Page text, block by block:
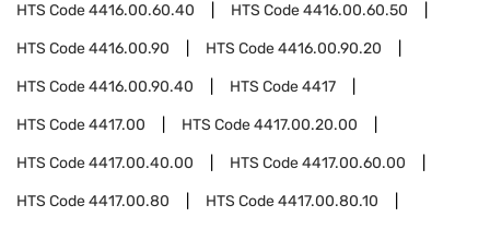
HTS Code4416.00.60.40 HTS Code4416.00.60.50
HTS Code4416.00.90 HTS Code4416.00.90.20
HTS Code4416.00.90.40 HTS Code4417
HTS Code4417.00 HTS Code4417.00.20.00
HTS Code4417.00.40.00 HTS Code4417.00.60.00
HTS Code4417.00.80 HTS Code4417.00.80.10